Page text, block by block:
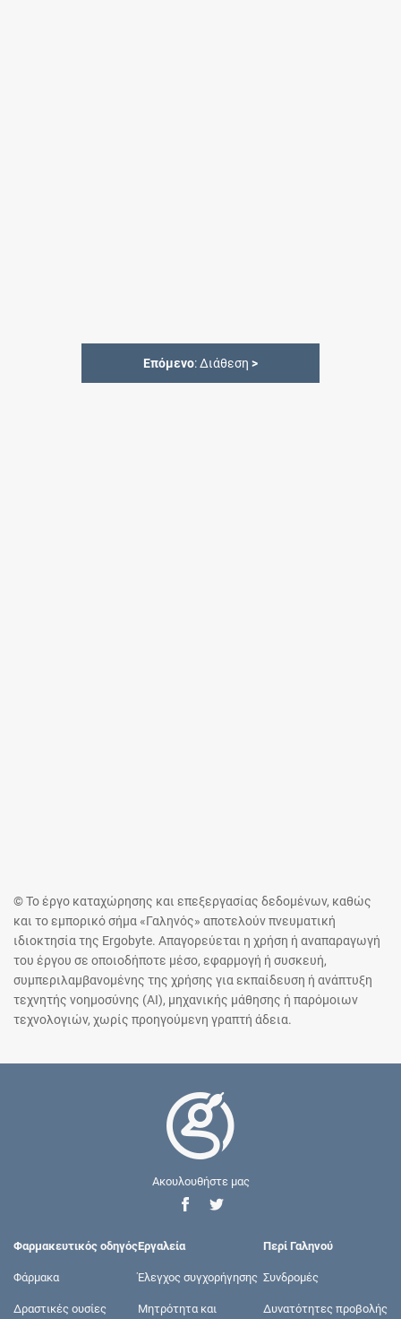
Επόμενο: Διάθεση >
© Το έργο καταχώρησης και επεξεργασίας δεδομένων, καθώς
και το εμπορικό σήμα «Γαληνός» αποτελούν πνευματική
ιδιοκτησία της Ergobyte. Απαγορεύεται η χρήση ή αναπαραγωγή
του έργου σε οποιοδήποτε μέσο, εφαρμογή ή συσκευή,
συμπεριλαμβανομένης της χρήσης για εκπαίδευση ή ανάπτυξη
τεχνητής νοημοσύνης (AI), μηχανικής μάθησης ή παρόμοιων
τεχνολογιών, χωρίς προηγούμενη γραπτή άδεια.
Ακουλουθήστε μας
Φαρμακευτικός οδηγός
Φάρμακα
Δραστικές ουσίες
Εργαλεία
Έλεγχος συγχορήγησης
Μητρότητα και
Περί Γαληνού
Συνδρομές
Δυνατότητες προβολής